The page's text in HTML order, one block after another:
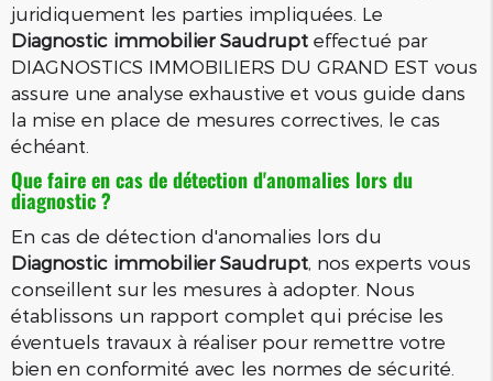
juridiquement les parties impliquées. Le
Diagnostic immobilier Saudrupt effectué par
DIAGNOSTICS IMMOBILIERS DU GRAND EST vous
assure une analyse exhaustive et vous guide dans
la mise en place de mesures correctives, le cas
échéant.
Que faire en cas de détection d'anomalies lors du
diagnostic ?
En cas de détection d'anomalies lors du
Diagnostic immobilier Saudrupt, nos experts vous
conseillent sur les mesures à adopter. Nous
établissons un rapport complet qui précise les
éventuels travaux à réaliser pour remettre votre
bien en conformité avec les normes de sécurité.